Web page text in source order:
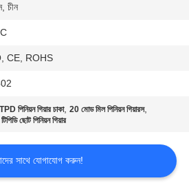
চীন
CE, ROHS
পিনিয়ন গিয়ার চাকা,20 মোড মিল পিনিয়ন গিয়ারস,
ছোট পিনিয়ন গিয়ার
সাথে যোগাযোগ করুন!